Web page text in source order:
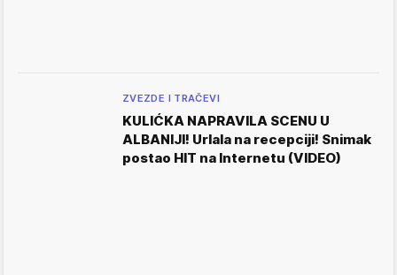
ZVEZDE I TRAČEVI
KULIĆKA NAPRAVILA SCENU U
ALBANIJI! Urlala na recepciji! Snimak
postao HIT na Internetu (VIDEO)